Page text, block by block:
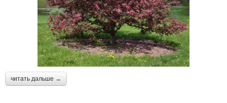
читать дальше →